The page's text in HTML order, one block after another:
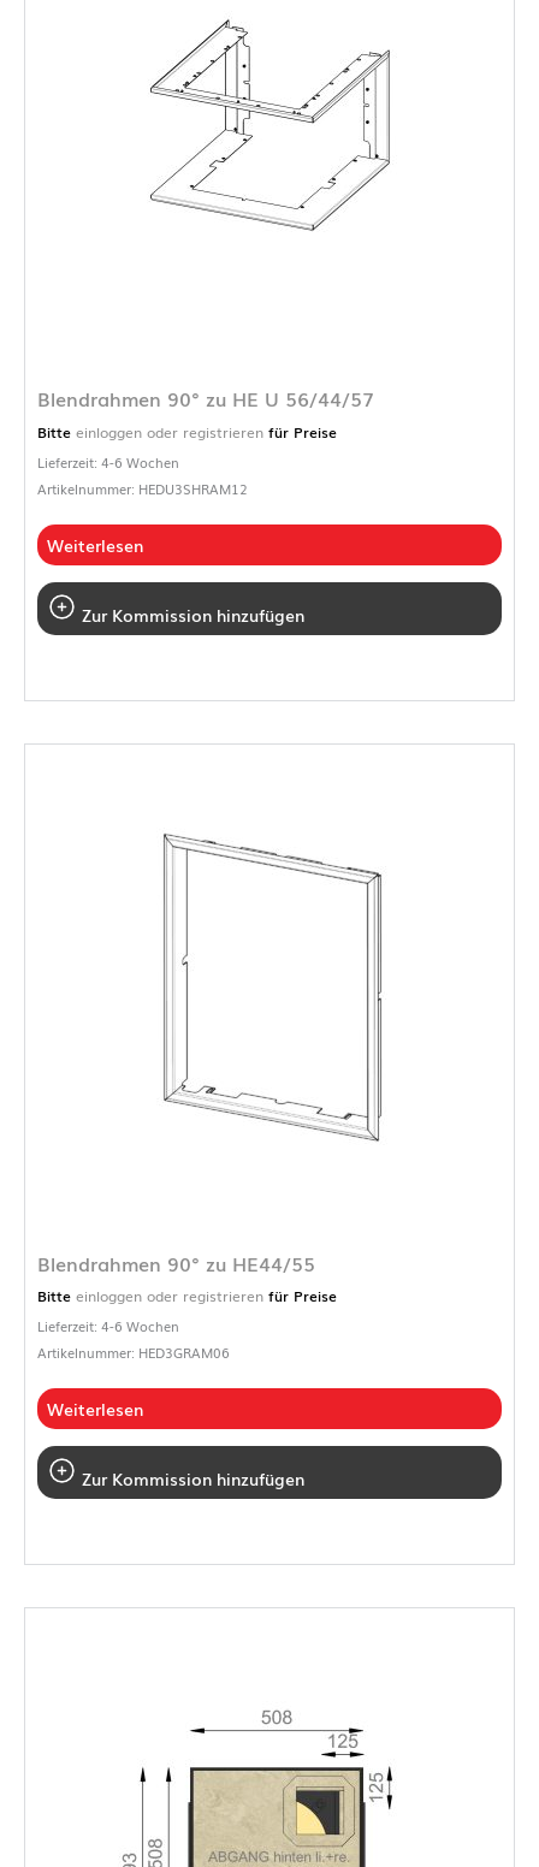
Blendrahmen 90° zu HE U 56/44/57
Bitte einloggen oder registrieren für Preise
Lieferzeit: 4-6 Wochen
Artikelnummer: HEDU3SHRAM12
Weiterlesen
Zur Kommission hinzufügen
Blendrahmen 90° zu HE44/55
Bitte einloggen oder registrieren für Preise
Lieferzeit: 4-6 Wochen
Artikelnummer: HED3GRAM06
Weiterlesen
Zur Kommission hinzufügen